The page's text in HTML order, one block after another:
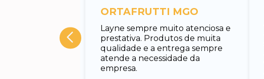
muito
e rápido em
Layne sempre muito atenciosa e
prestativa. Produtos de muita
qualidade e a entrega sempre
atende a necessidade da
empresa.
ORTAFRUTTI MGO